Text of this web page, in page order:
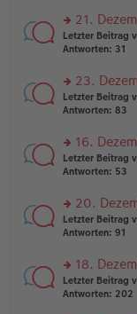
tr
a
g
e
n
er
tr
a
g
n
g
el
e
n
er
tr
a
g
rs
te
n
g
el
e
n
er
tr
a
g
21.
Letzter Beitrag
Antworten: 31
rs
te
n
g
el
e
n
er
tr
a
g
23.
Letzter Beitrag
Antworten: 83
rs
te
n
g
el
e
n
er
16.
Letzter Beitrag
Antworten: 53
rs
te
n
g
el
20.
Letzter Beitrag
Antworten: 91
rs
te
18.
Letzter Beitrag
Antworten: 202